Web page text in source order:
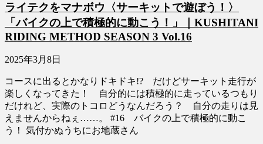
ライテクをマナボウ〈サーキットで遊ぼう！〉
「バイクの上で積極的に動こう！」｜KUSHITANI
RIDING METHOD SEASON 3 Vol.16
2025年3月8日
コースに出るとかなりドキドキ!? だけどサーキット走行が
楽しくなってきた！ 自分的には積極的に走っているつもり
だけれど、実際のトコロどうなんだろう？ 自分の走りは見
えませんからねぇ……。 #16 バイクの上で積極的に動こ
う！ 気付かぬうちにお地蔵さん